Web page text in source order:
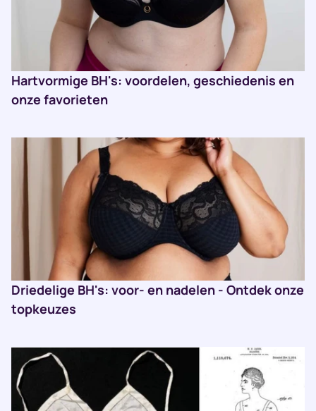
Hartvormige BH's: voordelen, geschiedenis en
onze favorieten
Driedelige BH's: voor- en nadelen - Ontdek onze
topkeuzes